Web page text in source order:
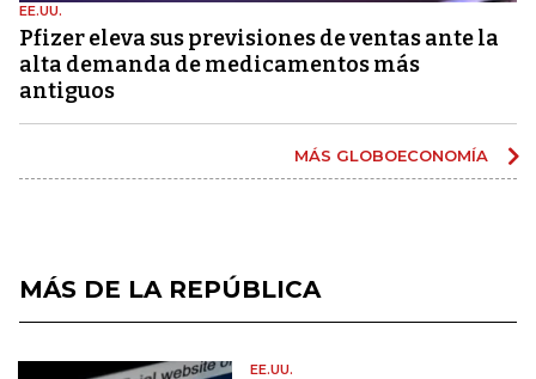
EE.UU.
Pfizer eleva sus previsiones de ventas ante la
alta demanda de medicamentos más
antiguos
MÁS GLOBOECONOMÍA
MÁS DE LA REPÚBLICA
EE.UU.